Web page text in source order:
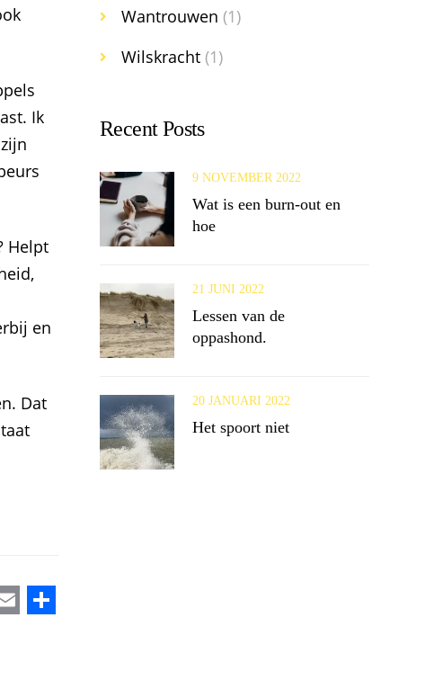
Ik
Helpt
en
Dat
Wantrouwen (1)
Wilskracht (1)
Recent Posts
9 NOVEMBER 2022
Wat is een burn-out en
hoe
21 JUNI 2022
Lessen van de
oppashond.
20 JANUARI 2022
Het spoort niet